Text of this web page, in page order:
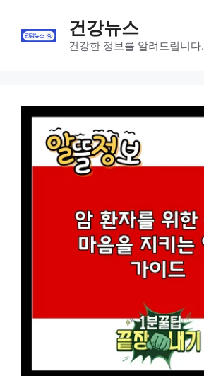
content
건강뉴스
건강한 정보를 알려드립니다.